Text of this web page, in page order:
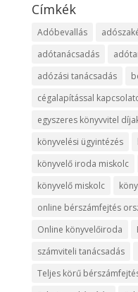
Címkék
Adóbevallás
adótanácsadás
adózási tanácsadás
cégalapítással
egyszeres könyvvitel
könyvelési ügyintézés
könyvelő iroda miskolc
könyvelő miskolc
online bérszámfejtés
Online könyvelőiroda
számviteli tanácsadás
Teljes körű